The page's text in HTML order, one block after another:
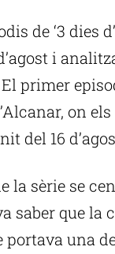
de ‘3 dies
i
primer
on
del 16
la sèrie se
saber que la
portava una